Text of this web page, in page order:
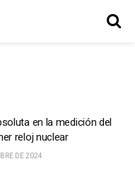
en la medición del
reloj nuclear
DE 2024